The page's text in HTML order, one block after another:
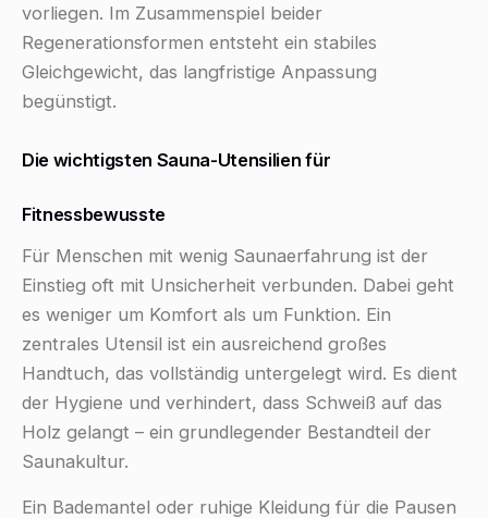
vorliegen. Im Zusammenspiel beider
Regenerationsformen entsteht ein stabiles
Gleichgewicht, das langfristige Anpassung
begünstigt.
Die wichtigsten Sauna-Utensilien für
Fitnessbewusste
Für Menschen mit wenig Saunaerfahrung ist der
Einstieg oft mit Unsicherheit verbunden. Dabei geht
es weniger um Komfort als um Funktion. Ein
zentrales Utensil ist ein ausreichend großes
Handtuch, das vollständig untergelegt wird. Es dient
der Hygiene und verhindert, dass Schweiß auf das
Holz gelangt – ein grundlegender Bestandteil der
Saunakultur.
Ein Bademantel oder ruhige Kleidung für die Pausen